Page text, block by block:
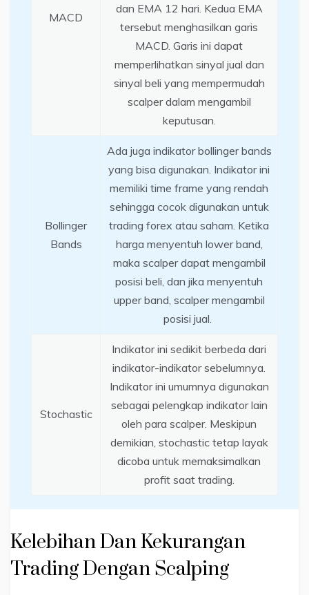
MACD
dan EMA 12 hari. Kedua EMA
tersebut menghasilkan garis
MACD. Garis ini dapat
memperlihatkan sinyal jual dan
sinyal beli yang mempermudah
scalper dalam mengambil
keputusan.
Bollinger
Bands
Ada juga indikator bollinger bands
yang bisa digunakan. Indikator ini
memiliki time frame yang rendah
sehingga cocok digunakan untuk
trading forex atau saham. Ketika
harga menyentuh lower band,
maka scalper dapat mengambil
posisi beli, dan jika menyentuh
upper band, scalper mengambil
posisi jual.
Stochastic
Indikator ini sedikit berbeda dari
indikator-indikator sebelumnya.
Indikator ini umumnya digunakan
sebagai pelengkap indikator lain
oleh para scalper. Meskipun
demikian, stochastic tetap layak
dicoba untuk memaksimalkan
profit saat trading.
Kelebihan Dan Kekurangan
Trading Dengan Scalping